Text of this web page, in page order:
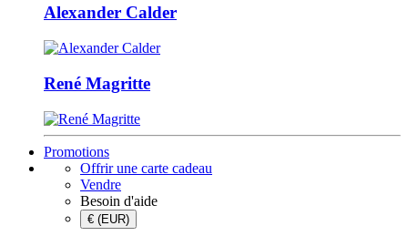
Alexander Calder
René Magritte
Promotions
Offrir une carte cadeau
Vendre
Besoin d'aide
€ (EUR)